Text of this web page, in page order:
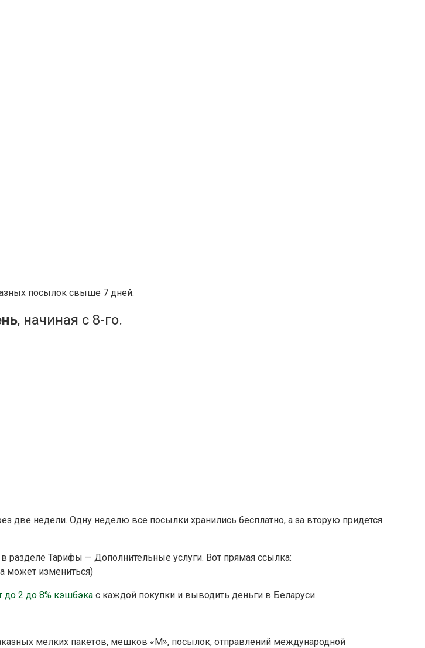
посылок свыше 7 дней.
, начиная с 8-го.
две недели. Одну неделю все посылки хранились бесплатно, а за вторую придется
разделе Тарифы — Дополнительные услуги. Вот прямая ссылка:
может измениться)
до 2 до 8% кэшбэка с каждой покупки и выводить деньги в Беларуси.
мелких пакетов, мешков «М», посылок, отправлений международной